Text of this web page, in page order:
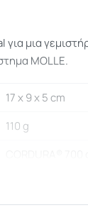
μια
MOLLE.
17 x 9 x 5 cm
110 g